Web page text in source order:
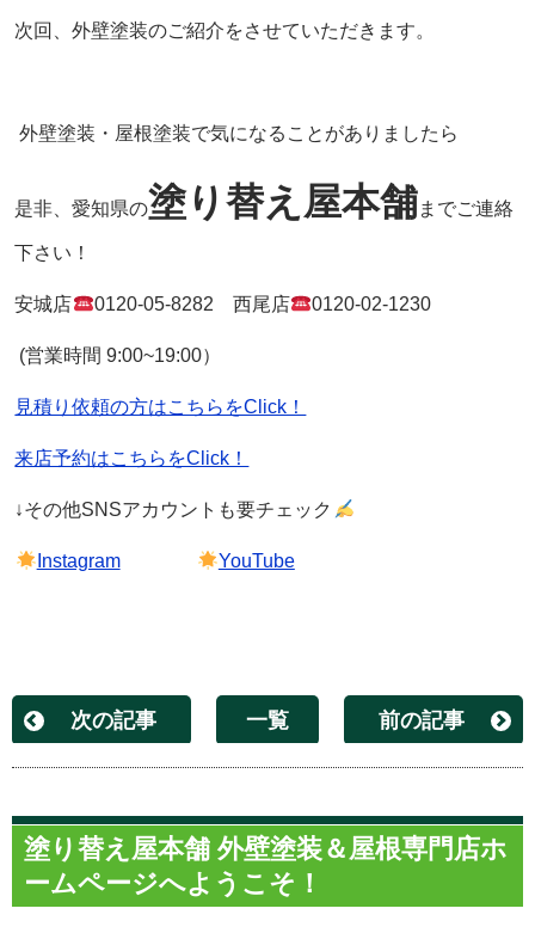
次回、外壁塗装のご紹介をさせていただきます。
外壁塗装・屋根塗装で気になることがありましたら
是非、愛知県の塗り替え屋本舗までご連絡
下さい！
安城店 0120-05-8282 西尾店 0120-02-1230
(営業時間 9:00~19:00）
見積り依頼の方はこちらをClick！
来店予約はこちらをClick！
↓その他SNSアカウントも要チェック
Instagram YouTube
次の記事 一覧 前の記事
塗り替え屋本舗 外壁塗装＆屋根専門店ホ
ームページへようこそ！